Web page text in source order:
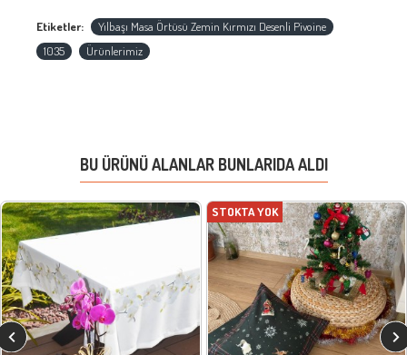
Etiketler:
Yılbaşı Masa Örtüsü Zemin Kırmızı Desenli Pivoine
1035
Ürünlerimiz
BU ÜRÜNÜ ALANLAR BUNLARIDA ALDI
STOKTA YOK